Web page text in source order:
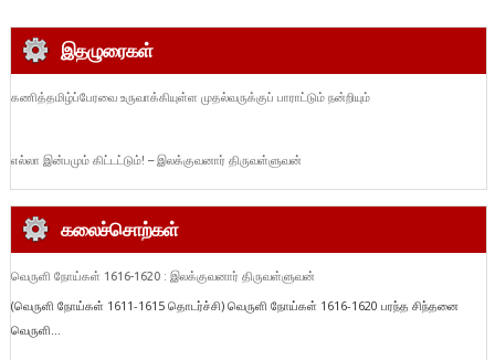
இதழுரைகள்
கணித்தமிழ்ப்பேரவை உருவாக்கியுள்ள முதல்வருக்குப் பாராட்டும் நன்றியும்
எல்லா இன்பமும் கிட்டட்டும்! – இலக்குவனார் திருவள்ளுவன்
கலைச்சொற்கள்
வெருளி நோய்கள் 1616-1620 : இலக்குவனார் திருவள்ளுவன்
(வெருளி நோய்கள் 1611-1615 தொடர்ச்சி) வெருளி நோய்கள் 1616-1620 பரந்த சிந்தனை
வெருளி...